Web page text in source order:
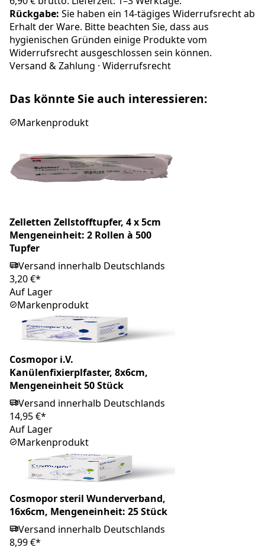
Rückgabe: Sie haben ein 14-tägiges Widerrufsrecht ab
Erhalt der Ware. Bitte beachten Sie, dass aus
hygienischen Gründen einige Produkte vom
Widerrufsrecht ausgeschlossen sein können.
Versand & Zahlung · Widerrufsrecht
Das könnte Sie auch interessieren:
Markenprodukt
Zelletten Zellstofftupfer, 4 x 5cm
Mengeneinheit: 2 Rollen à 500
Tupfer
Versand innerhalb Deutschlands
3,20 €*
Auf Lager
Markenprodukt
Cosmopor i.V.
Kanülenfixierplfaster, 8x6cm,
Mengeneinheit 50 Stück
Versand innerhalb Deutschlands
14,95 €*
Auf Lager
Markenprodukt
Cosmopor steril Wunderverband,
16x6cm, Mengeneinheit: 25 Stück
Versand innerhalb Deutschlands
8,99 €*